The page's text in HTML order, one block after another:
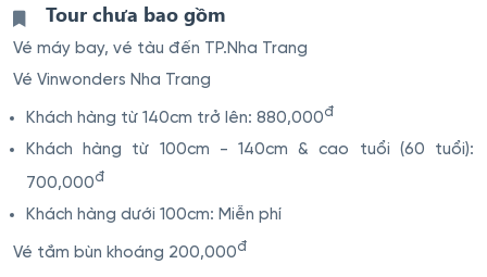
Tour chưa bao gồm
Vé máy bay, vé tàu đến TP.Nha Trang
Vé Vinwonders Nha Trang
Khách hàng từ 140cm trở lên: 880,000đ
Khách hàng từ 100cm - 140cm & cao tuổi (60 tuổi):
700,000đ
Khách hàng dưới 100cm: Miễn phí
Vé tắm bùn khoáng 200,000đ